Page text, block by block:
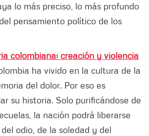
lo más preciso, lo más profundo
pensamiento político de los
colombiana: creación y violencia
ha vivido en la cultura de la
del dolor. Por eso es
su historia. Solo purificándose de
la nación podrá liberarse
odio, de la soledad y del